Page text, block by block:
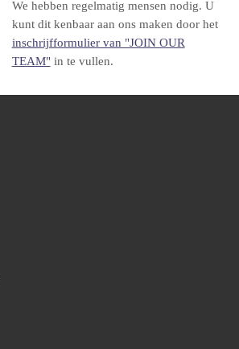
We hebben regelmatig mensen nodig. U
kunt dit kenbaar aan ons maken door het
inschrijfformulier van "JOIN OUR
TEAM"in te vullen.